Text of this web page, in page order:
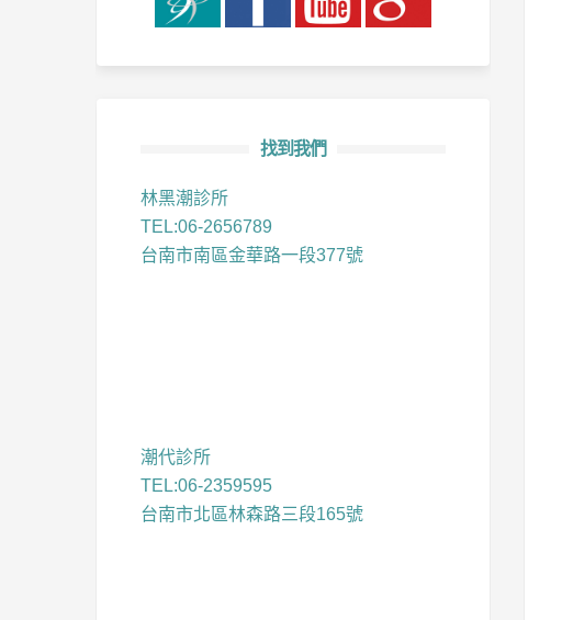
找到我們
林黑潮診所
TEL:06-2656789
台南市南區金華路一段377號
潮代診所
TEL:06-2359595
台南市北區林森路三段165號